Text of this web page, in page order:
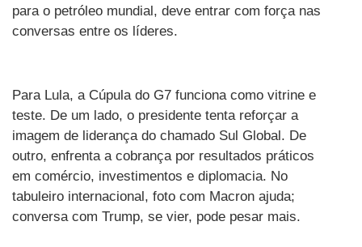
para o petróleo mundial, deve entrar com força nas
conversas entre os líderes.
Para Lula, a Cúpula do G7 funciona como vitrine e
teste. De um lado, o presidente tenta reforçar a
imagem de liderança do chamado Sul Global. De
outro, enfrenta a cobrança por resultados práticos
em comércio, investimentos e diplomacia. No
tabuleiro internacional, foto com Macron ajuda;
conversa com Trump, se vier, pode pesar mais.